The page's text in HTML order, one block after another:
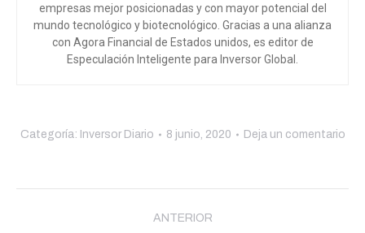
empresas mejor posicionadas y con mayor potencial del
mundo tecnológico y biotecnológico. Gracias a una alianza
con Agora Financial de Estados unidos, es editor de
Especulación Inteligente para Inversor Global.
Categoría: Inversor Diario 8 junio, 2020 Deja un comentario
ANTERIOR